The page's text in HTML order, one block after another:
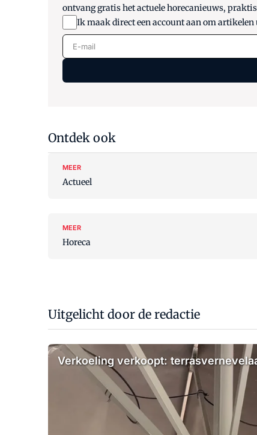
ontvang gratis het actuele horecanieuws,
Ik maak direct een account aan om
E-mail
Ontdek ook
MEER
Actueel
MEER
Horeca
Uitgelicht door de redactie
Verkoeling verkoopt: